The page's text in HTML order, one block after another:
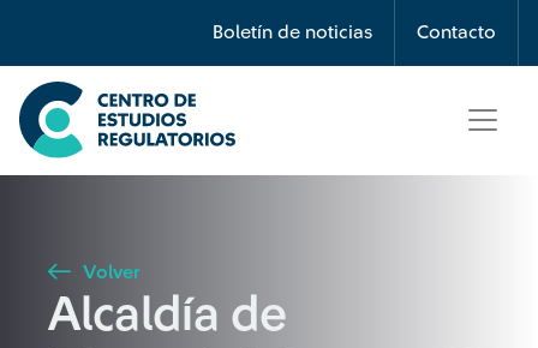
Boletín de noticias Contacto
Búsqueda
Seleccione país
Buscar
Volver
Alcaldía de